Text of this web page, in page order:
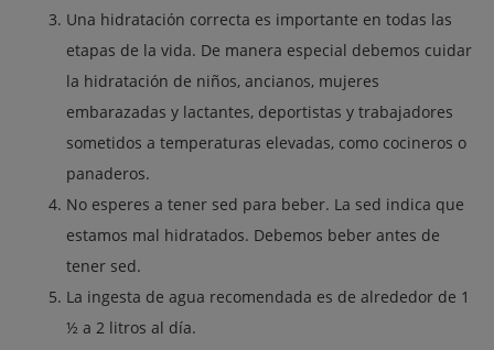
Una hidratación correcta es importante en todas las
etapas de la vida. De manera especial debemos cuidar
la hidratación de niños, ancianos, mujeres
embarazadas y lactantes, deportistas y trabajadores
sometidos a temperaturas elevadas, como cocineros o
panaderos.
No esperes a tener sed para beber. La sed indica que
estamos mal hidratados. Debemos beber antes de
tener sed.
La ingesta de agua recomendada es de alrededor de 1
½ a 2 litros al día.